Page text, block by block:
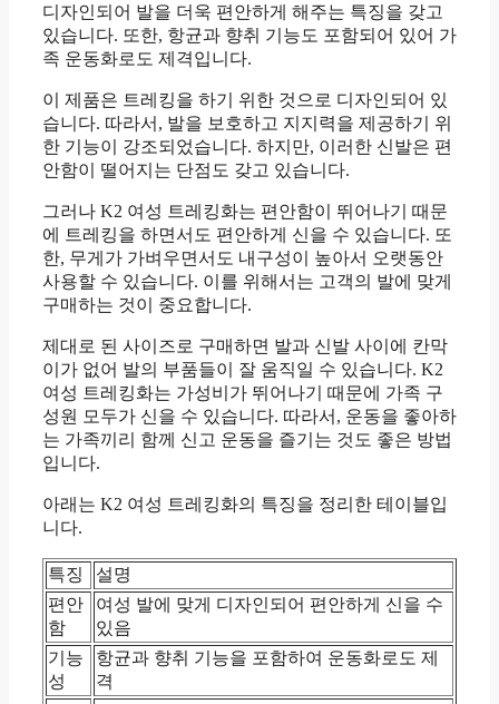
디자인되어 발을 더욱 편안하게 해주는 특징을 갖고
있습니다. 또한, 항균과 향취 기능도 포함되어 있어 가
족 운동화로도 제격입니다.
이 제품은 트레킹을 하기 위한 것으로 디자인되어 있
습니다. 따라서, 발을 보호하고 지지력을 제공하기 위
한 기능이 강조되었습니다. 하지만, 이러한 신발은 편
안함이 떨어지는 단점도 갖고 있습니다.
그러나 K2 여성 트레킹화는 편안함이 뛰어나기 때문
에 트레킹을 하면서도 편안하게 신을 수 있습니다. 또
한, 무게가 가벼우면서도 내구성이 높아서 오랫동안
사용할 수 있습니다. 이를 위해서는 고객의 발에 맞게
구매하는 것이 중요합니다.
제대로 된 사이즈로 구매하면 발과 신발 사이에 칸막
이가 없어 발의 부품들이 잘 움직일 수 있습니다. K2
여성 트레킹화는 가성비가 뛰어나기 때문에 가족 구
성원 모두가 신을 수 있습니다. 따라서, 운동을 좋아하
는 가족끼리 함께 신고 운동을 즐기는 것도 좋은 방법
입니다.
아래는 K2 여성 트레킹화의 특징을 정리한 테이블입
니다.
특징
설명
편안
함
여성 발에 맞게 디자인되어 편안하게 신을 수
있음
기능
성
항균과 향취 기능을 포함하여 운동화로도 제
격